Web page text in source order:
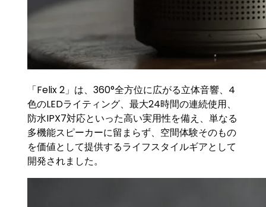
「Felix 2」は、360°全方位に広がる立体音響、4
色のLEDライティング、最大24時間の連続使用、
防水IPX7対応といった高い実用性を備え、単なる
多機能スピーカーに留まらず、空間体験そのもの
を価値として提供するライフスタイルギアとして
開発されました。